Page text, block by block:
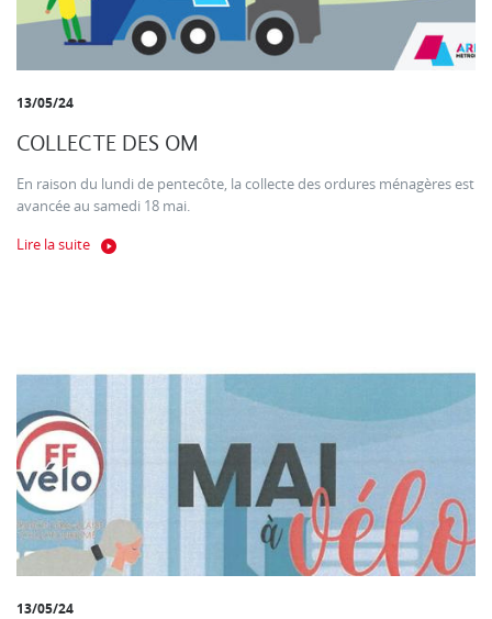
13/05/24
COLLECTE DES OM
En raison du lundi de pentecôte, la collecte des ordures ménagères est
avancée au samedi 18 mai.
Lire la suite
13/05/24